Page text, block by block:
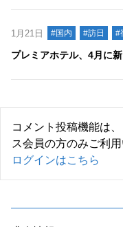
1月21日 #国内 #訪日 #
プレミアホテル、4月に
コメント投稿機能は
ス会員の方のみご利用
ログインはこちら